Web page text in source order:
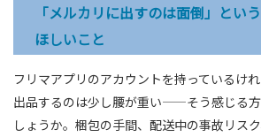
「メルカリに出すのは面倒」とい
ほしいこと
フリマアプリのアカウントを持っているけ
出品するのは少し腰が重い——そう感じる
しょうか。梱包の手間、配送中の事故リス